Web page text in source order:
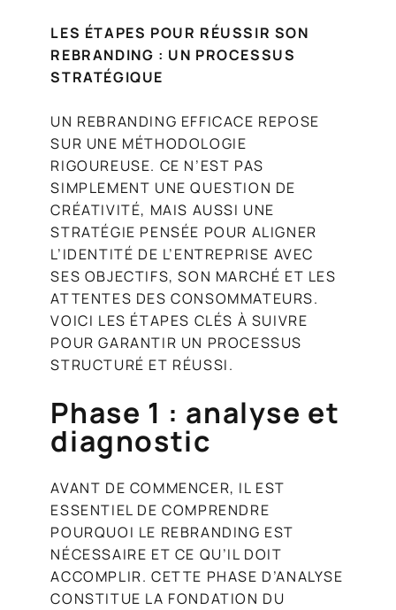
LES ÉTAPES POUR RÉUSSIR SON
REBRANDING : UN PROCESSUS
STRATÉGIQUE
UN REBRANDING EFFICACE REPOSE
SUR UNE MÉTHODOLOGIE
RIGOUREUSE. CE N’EST PAS
SIMPLEMENT UNE QUESTION DE
CRÉATIVITÉ, MAIS AUSSI UNE
STRATÉGIE PENSÉE POUR ALIGNER
L’IDENTITÉ DE L’ENTREPRISE AVEC
SES OBJECTIFS, SON MARCHÉ ET LES
ATTENTES DES CONSOMMATEURS.
VOICI LES ÉTAPES CLÉS À SUIVRE
POUR GARANTIR UN PROCESSUS
STRUCTURÉ ET RÉUSSI.
Phase 1 : analyse et
diagnostic
AVANT DE COMMENCER, IL EST
ESSENTIEL DE COMPRENDRE
POURQUOI LE REBRANDING EST
NÉCESSAIRE ET CE QU’IL DOIT
ACCOMPLIR. CETTE PHASE D’ANALYSE
CONSTITUE LA FONDATION DU